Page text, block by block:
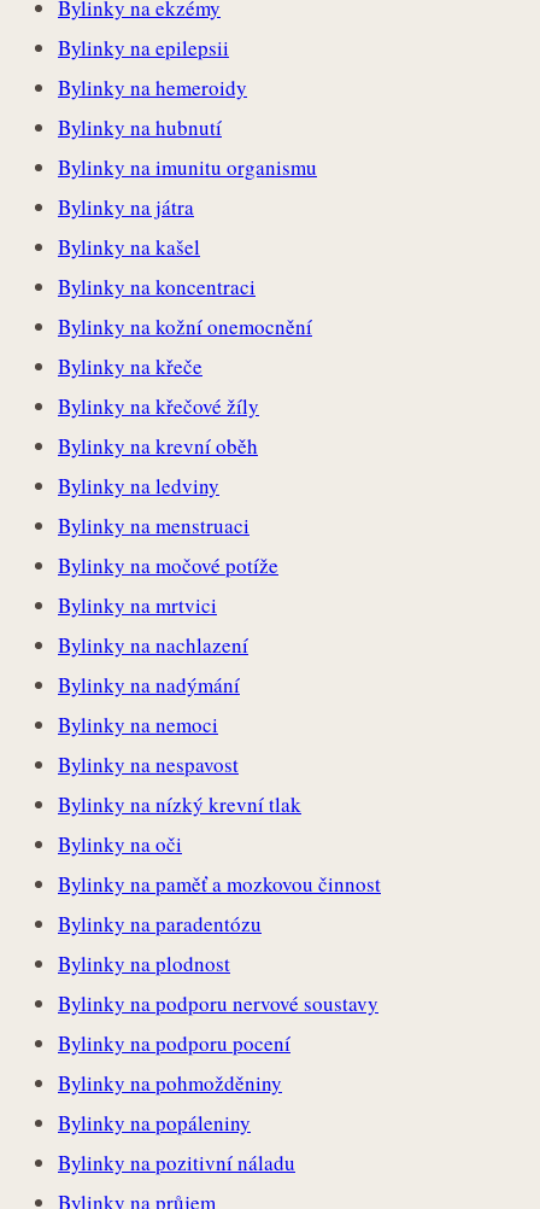
Bylinky na ekzémy
Bylinky na epilepsii
Bylinky na hemeroidy
Bylinky na hubnutí
Bylinky na imunitu organismu
Bylinky na játra
Bylinky na kašel
Bylinky na koncentraci
Bylinky na kožní onemocnění
Bylinky na křeče
Bylinky na křečové žíly
Bylinky na krevní oběh
Bylinky na ledviny
Bylinky na menstruaci
Bylinky na močové potíže
Bylinky na mrtvici
Bylinky na nachlazení
Bylinky na nadýmání
Bylinky na nemoci
Bylinky na nespavost
Bylinky na nízký krevní tlak
Bylinky na oči
Bylinky na paměť a mozkovou činnost
Bylinky na paradentózu
Bylinky na plodnost
Bylinky na podporu nervové soustavy
Bylinky na podporu pocení
Bylinky na pohmožděniny
Bylinky na popáleniny
Bylinky na pozitivní náladu
Bylinky na průjem